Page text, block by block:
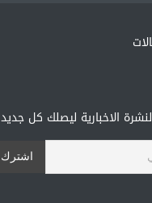
الاخبارية ليصلك كل جديد